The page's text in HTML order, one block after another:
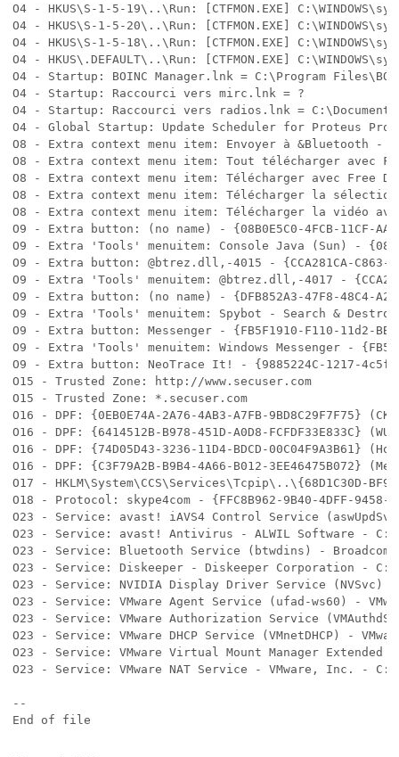
O4 - HKUS\S-1-5-19\..\Run: [CTFMON.EXE]
O4 - HKUS\S-1-5-20\..\Run: [CTFMON.EXE]
O4 - HKUS\S-1-5-18\..\Run: [CTFMON.EXE]
O4 - HKUS\.DEFAULT\..\Run: [CTFMON.EXE]
O4 - Startup: BOINC Manager.lnk = C:\Program
O4 - Startup: Raccourci vers mirc.lnk = ?
O4 - Startup: Raccourci vers radios.lnk =
O4 - Global Startup: Update Scheduler for Proteus
O8 - Extra context menu item: Envoyer à &Bluetooth
O8 - Extra context menu item: Tout télécharger avec
O8 - Extra context menu item: Télécharger avec Free
O8 - Extra context menu item: Télécharger la sélection
O8 - Extra context menu item: Télécharger la vidéo
O9 - Extra button: (no name) - {08B0E5C0-4FCB-11CF-
O9 - Extra 'Tools' menuitem: Console Java (Sun) -
O9 - Extra button: @btrez.dll,-4015 - {CCA281CA-
O9 - Extra 'Tools' menuitem: @btrez.dll,-4017 -
O9 - Extra button: (no name) - {DFB852A3-47F8-48C4-
O9 - Extra 'Tools' menuitem: Spybot - Search & Destroy
O9 - Extra button: Messenger - {FB5F1910-F110-11d2-
O9 - Extra 'Tools' menuitem: Windows Messenger -
O9 - Extra button: NeoTrace It! - {9885224C-1217-4c5f-
O15 - Trusted Zone: http://www.secuser.com
O15 - Trusted Zone: *.secuser.com
O16 - DPF: {0EB0E74A-2A76-4AB3-A7FB-9BD8C29F7F75}
O16 - DPF: {6414512B-B978-451D-A0D8-
O16 - DPF: {74D05D43-3236-11D4-BDCD-
O16 - DPF: {C3F79A2B-B9B4-4A66-B012-
O17 - HKLM\System\CCS\Services\Tcpip\..\{68D1C30D-
O18 - Protocol: skype4com - {FFC8B962-9B40-4DFF-9458-
O23 - Service: avast! iAVS4 Control Service
O23 - Service: avast! Antivirus - ALWIL Software -
O23 - Service: Bluetooth Service (btwdins) -
O23 - Service: Diskeeper - Diskeeper Corporation -
O23 - Service: NVIDIA Display Driver Service (NVSvc) -
O23 - Service: VMware Agent Service (ufad-ws60) -
O23 - Service: VMware Authorization Service
O23 - Service: VMware DHCP Service (VMnetDHCP) -
O23 - Service: VMware Virtual Mount Manager
O23 - Service: VMware NAT Service - VMware, Inc. -
--
End of file